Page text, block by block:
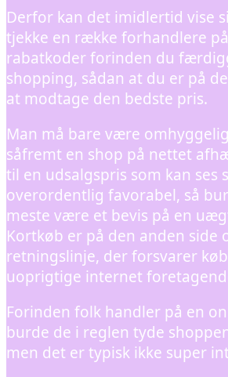
Derfor kan det imidlertid vise
tjekke en række forhandlere
rabatkoder forinden du
shopping, sådan at du er på
at modtage den bedste pris.
Man må bare være
såfremt en shop på nettet
til en udsalgspris som kan ses
overordentlig favorabel, så
meste være et bevis på en
Kortkøb er på den anden side
retningslinje, der forsvarer
uoprigtige internet
Forinden folk handler på en
burde de i reglen tyde
men det er typisk ikke super